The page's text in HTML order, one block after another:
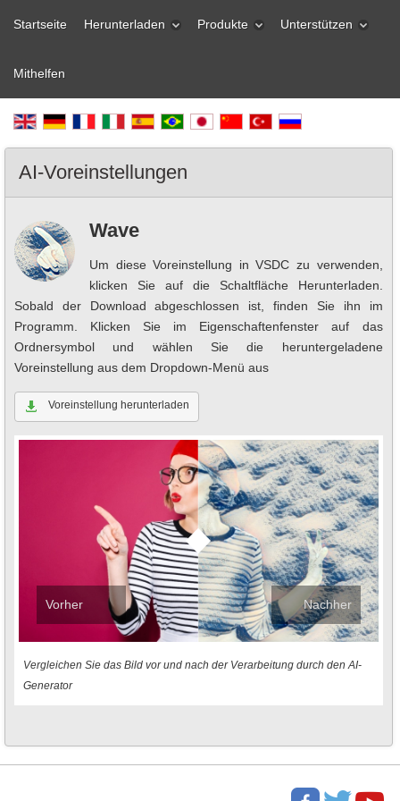
Startseite Herunterladen Produkte Unterstützen
Mithelfen
AI-Voreinstellungen
Wave
Um diese Voreinstellung in VSDC zu verwenden,
klicken Sie auf die Schaltfläche Herunterladen.
Sobald der Download abgeschlossen ist, finden Sie ihn im
Programm. Klicken Sie im Eigenschaftenfenster auf das
Ordnersymbol und wählen Sie die heruntergeladene
Voreinstellung aus dem Dropdown-Menü aus
Voreinstellung herunterladen
Nachher
Vorher
Vergleichen Sie das Bild vor und nach der Verarbeitung durch den AI-
Generator